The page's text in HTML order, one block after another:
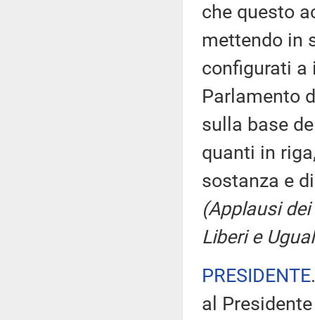
che questo
mettendo in
configurati a
Parlamento
sulla base
quanti in
sostanza e
(Applausi
Liberi e
PRESIDENTE
al